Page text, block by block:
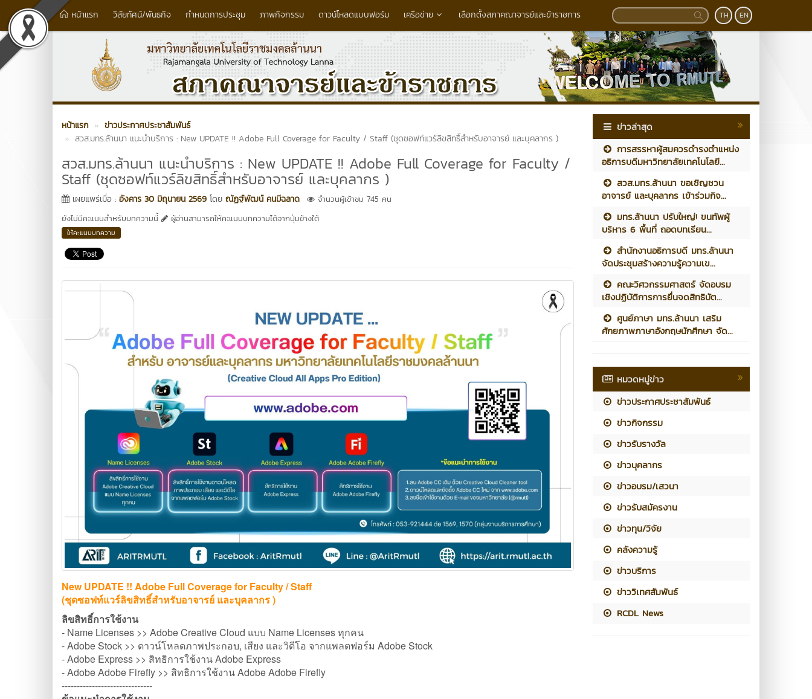
หน้าแรก วิสัยทัศน์/พันธกิจ กำหนดการประชุม ภาพกิจกรรม ดาวน์โหลดแบบฟอร์ม เครือข่าย เลือกตั้งสภาคณาจารย์และข้าราชการ TH EN
หน้าแรก
ข่าวประกาศประชาสัมพันธ์
สวส.มทร.ล้านนา แนะนำบริการ : New UPDATE !! Adobe Full Coverage for Faculty / Staff (ชุดซอฟท์แวร์ลิขสิทธิ์สำหรับอาจารย์ และบุคลากร )
สวส.มทร.ล้านนา แนะนำบริการ : New UPDATE !! Adobe Full Coverage for Faculty /
Staff (ชุดซอฟท์แวร์ลิขสิทธิ์สำหรับอาจารย์ และบุคลากร )
เผยแพร่เมื่อ : อังคาร 30 มิถุนายน 2569 โดย ณัฏฐ์พัฒน์ คนมีฉลาด
จำนวนผู้เข้าชม 745 คน
ยังไม่มีคะแนนสำหรับบทความนี้
ผู้อ่านสามารถให้คะแนนบทความได้จากปุ่มข้างใต้
ให้คะแนนบทความ
New UPDATE !! Adobe Full Coverage for Faculty / Staff
(ชุดซอฟท์แวร์ลิขสิทธิ์สำหรับอาจารย์ และบุคลากร )
ลิขสิทธิ์การใช้งาน
- Name Licenses >> Adobe Creative Cloud แบบ Name Licenses ทุกคน
- Adobe Stock >> ดาวน์โหลดภาพประกอบ, เสียง และวิดีโอ จากแพลตฟอร์ม Adobe Stock
- Adobe Express >> สิทธิการใช้งาน Adobe Express
- Adobe Adobe Firefly >> สิทธิการใช้งาน Adobe Adobe Firefly
------------------------------
ข่าวล่าสุด
การสรรหาผู้สมควรดำรงตำแหน่ง
อธิการบดีมหาวิทยาลัยเทคโนโลยี...
สวส.มทร.ล้านนา ขอเชิญชวน
อาจารย์ และบุคลากร เข้าร่วมกิจ...
มทร.ล้านนา ปรับใหญ่! ขนทัพผู้
บริหาร 6 พื้นที่ ถอดบทเรียน...
สำนักงานอธิการบดี มทร.ล้านนา
จัดประชุมสร้างความรู้ความเข...
คณะวิศวกรรมศาสตร์ จัดอบรม
เชิงปฏิบัติการการยื่นจดสิทธิบัต...
ศูนย์ภาษา มทร.ล้านนา เสริม
ศักยภาพภาษาอังกฤษนักศึกษา จัด...
หมวดหมู่ข่าว
ข่าวประกาศประชาสัมพันธ์
ข่าวกิจกรรม
ข่าวรับรางวัล
ข่าวบุคลากร
ข่าวอบรม/เสวนา
ข่าวรับสมัครงาน
ข่าวทุน/วิจัย
คลังความรู้
ข่าวบริการ
ข่าววิเทศสัมพันธ์
RCDL News